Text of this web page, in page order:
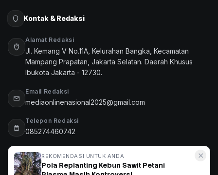
REKOMENDASI UNTUK ANDA
Pola Replanting Kebun Sawit Petani
✕
Kontak & Redaksi
Alamat Redaksi
Jl. Kemang V No.11A, Kelurahan Bangka, Kecamatan
Mampang Prapatan, Jakarta Selatan. Daerah Khusus
Ibukota Jakarta - 12730.
Email Redaksi
mediaonlinenasional2025@gmail.com
Telepon Redaksi
085274460742
©Media Online Nasional - Sumber Informasi Masyarakat
Indonesia . All rights reserved.